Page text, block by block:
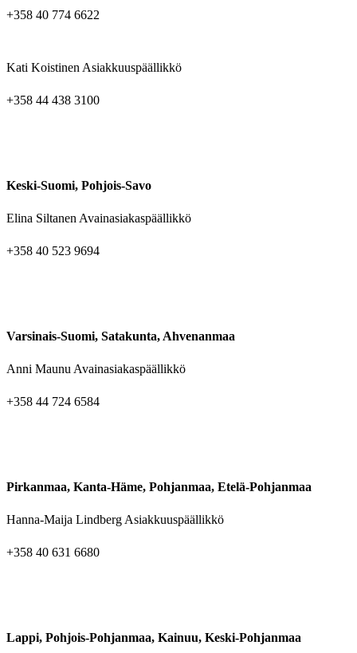
+358 40 774 6622
Kati Koistinen Asiakkuuspäällikkö
+358 44 438 3100
Keski-Suomi, Pohjois-Savo
Elina Siltanen Avainasiakaspäällikkö
+358 40 523 9694
Varsinais-Suomi, Satakunta, Ahvenanmaa
Anni Maunu Avainasiakaspäällikkö
+358 44 724 6584
Pirkanmaa, Kanta-Häme, Pohjanmaa, Etelä-Pohjanmaa
Hanna-Maija Lindberg Asiakkuuspäällikkö
+358 40 631 6680
Lappi, Pohjois-Pohjanmaa, Kainuu, Keski-Pohjanmaa